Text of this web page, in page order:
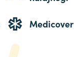
Medicover